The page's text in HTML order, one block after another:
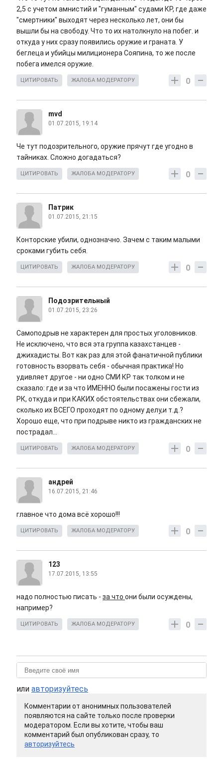
2,5 с учетом амнистий и "гуманным" судами КР, где даже
"смертники" выходят через несколько лет, они бы
вышли бы на свободу. Что то их натолкнуло на побег. и
откуда у них сразу появились оружие и граната. У
беглеца и убийцы милиционера Сояпина, то же после
побега имелся оружие.
0
ЦИТИРОВАТЬ ЖАЛОБА МОДЕРАТОРУ
mvd
01.07.2015, 19:14
Че тут подозрительного, оружие прячут где угодно в
тайниках. Сложно догадаться?
0
ЦИТИРОВАТЬ ЖАЛОБА МОДЕРАТОРУ
Патрик
01.07.2015, 21:15
Конторские убили, однозначно. Зачем с таким малыми
сроками губить себя.
0
ЦИТИРОВАТЬ ЖАЛОБА МОДЕРАТОРУ
Подозрительный
01.07.2015, 23:26
Самоподрыв не характерен для простых уголовников.
Не исключено, что вся эта группа казахстанцев -
джихадисты. Вот как раз для этой фанатичной публики
готовность взорвать себя - обычная практика! Но
удивляет другое - ни одно СМИ КР так толком и не
сказало: где и за что ИМЕННО были посажены гости из
РК, откуда и при КАКИХ обстоятельствах они сбежали,
сколько их ВСЕГО проходят по одному делу,и т.д.?
Хорошо еще, что при подрыве никто из гражданских не
пострадал...
0
ЦИТИРОВАТЬ ЖАЛОБА МОДЕРАТОРУ
андрей
16.07.2015, 21:46
главное что дома всё хорошо!!!
0
ЦИТИРОВАТЬ ЖАЛОБА МОДЕРАТОРУ
123
17.07.2015, 13:55
надо полностью писать - за что они были осуждены,
например?
0
ЦИТИРОВАТЬ ЖАЛОБА МОДЕРАТОРУ
или авторизуйтесь
Комментарии от анонимных пользователей
появляются на сайте только после проверки
модератором. Если вы хотите, чтобы ваш
комментарий был опубликован сразу, то
авторизуйтесь